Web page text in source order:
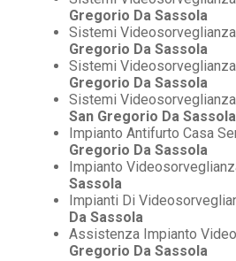
Gregorio Da Sassola
Sistemi
Gregorio Da Sassola
Sistemi
Gregorio Da Sassola
Sistemi
San Gregorio Da Sassola
Impianto Antifurto Casa
Gregorio Da Sassola
Impianto
Sassola
Impianti Di
Da Sassola
Assistenza Impianto
Gregorio Da Sassola